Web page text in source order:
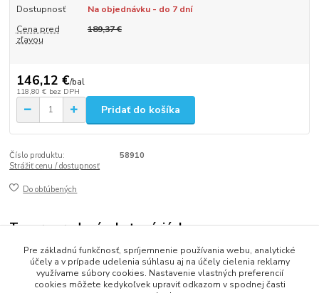
Dostupnosť
Na objednávku - do 7 dní
Cena pred
zľavou
189,37 €
146,12 €/bal
118,80 € bez DPH
Pridať do košíka
Číslo produktu:
58910
Strážiť cenu / dostupnosť
Do obľúbených
Tovar zaradený v kategóriách
Párty dekorácie
Pre základnú funkčnosť, spríjemnenie používania webu, analytické
účely a v prípade udelenia súhlasu aj na účely cielenia reklamy
využívame súbory cookies. Nastavenie vlastných preferencií
cookies môžete kedykoľvek upraviť odkazom v spodnej časti